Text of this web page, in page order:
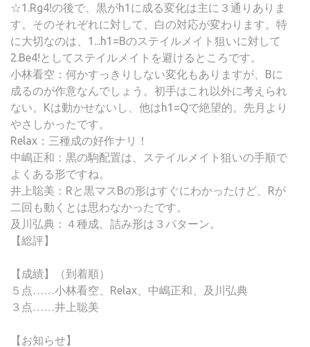
☆1.Rg4!の後で、黒がh1に成る変化は主に３通りありま
す。そのそれぞれに対して、白の対応が変わります。特
に大切なのは、1...h1=Bのステイルメイト狙いに対して
2.Be4!としてステイルメイトを避けるところです。
小林看空：何かすっきりしない変化もありますが、Bに
成るのが作意なんでしょう。初手はこれ以外に考えられ
ない。Kは動かせないし、他はh1=Qで絶望的。先月より
やさしかったです。
Relax：三種成の好作ナリ！
中嶋正和：黒の駒配置は、ステイルメイト狙いの手順で
よくある形ですね。
井上聡美：Rと黒マスBの形はすぐにわかったけど、Rが
二回も動くとは思わなかったです。
及川弘典：４種成。詰み形は３パターン。
【総評】
【成績】（到着順）
５点……小林看空、Relax、中嶋正和、及川弘典
３点……井上聡美
【お知らせ】